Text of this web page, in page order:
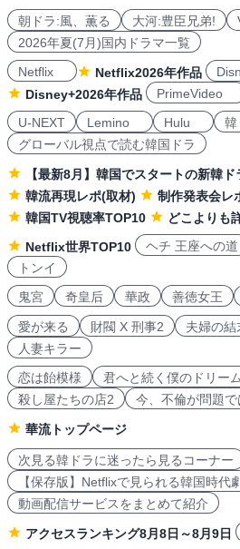
朝ドラ:風、薫る 大河:豊臣兄弟!
2026年夏(7月)国内ドラマ一覧
Netflix
Netflix2026年作品
Disney+2026年作品
PrimeVideo
U-NEXT
Lemino Hulu
韓
グローバル視点で読む韓国ドラ
【最新8月】韓国でスタートの新韓
韓流再現レポ(取材)
制作発表会レ
韓国TV視聴率TOP10
どこよりも
Netflix世界TOP10
ヘチ 王座への道
トンイ
鬼宮
奇皇后 華政 善徳女王
愛が来る 財閥 X 刑事2 夫婦の結
人妻キラー
恋は飴模様
君へと続く僕のドリー
殺し屋たちの店2
今、不倫が問題
華流トップページ
次見る韓ドラに迷ったら見るコーナー
【保存版】Netflixで見られる韓国時代
動画配信サービスをまとめて紹介
アクセスランキング8月8日～8月9日